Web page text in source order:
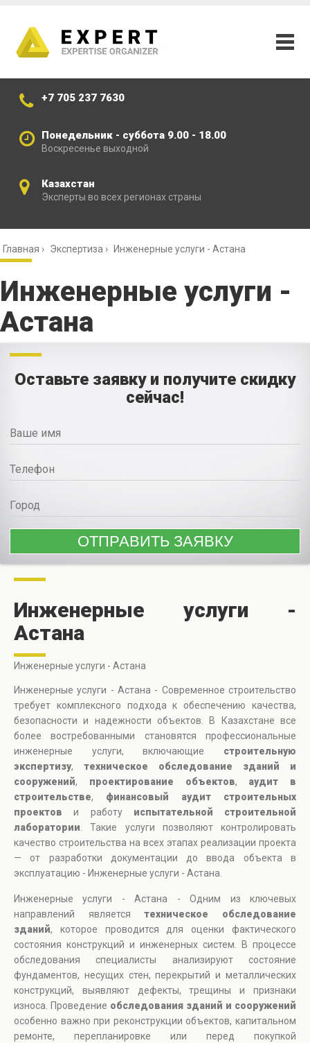
+7 705 237 7630
Понедельник - суббота 9.00 - 18.00
Воскресенье выходной
Казахстан
Эксперты во всех регионах страны
Главная › Экспертиза › Инженерные услуги - Астана
Инженерные услуги -
Астана
Оставьте заявку и получите скидку
сейчас!
Инженерные услуги -
Астана
Инженерные услуги - Астана
Инженерные услуги - Астана - Современное строительство
требует комплексного подхода к обеспечению качества,
безопасности и надежности объектов. В Казахстане все
более востребованными становятся профессиональные
инженерные услуги, включающие строительную
экспертизу, техническое обследование зданий и
сооружений, проектирование объектов, аудит в
строительстве, финансовый аудит строительных
проектов и работу испытательной строительной
лаборатории . Такие услуги позволяют контролировать
качество строительства на всех этапах реализации проекта
— от разработки документации до ввода объекта в
эксплуатацию - Инженерные услуги - Астана.
Инженерные услуги - Астана - Одним из ключевых
направлений являетсятехническое обследование
зданий, которое проводится для оценки фактического
состояния конструкций и инженерных систем. В процессе
обследования специалисты анализируют состояние
фундаментов, несущих стен, перекрытий и металлических
конструкций, выявляют дефекты, трещины и признаки
износа. Проведение обследования зданий и сооружений
особенно важно при реконструкции объектов, капитальном
ремонте, перепланировке или перед покупкой